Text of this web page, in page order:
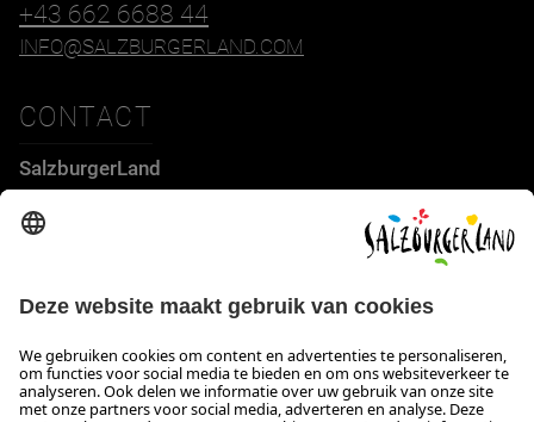
+43 662 6688 44
INFO@SALZBURGERLAND.COM
CONTACT
SalzburgerLand
+43 662 6688 44
OPENINGSTIJDEN